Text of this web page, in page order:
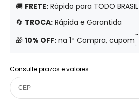
de
Cachepot
de
Cerâmica
Palha
7,5cm
x
7,5cm
de
Cachepot
de
Cerâmica
Palha
7,5cm
🚚 FRETE: Rápido para TODO BRASIL
🔄️ TROCA: Rápida e Garantida
🎁 10% OFF: na 1ª Compra, cupom
Consulte prazos e valores